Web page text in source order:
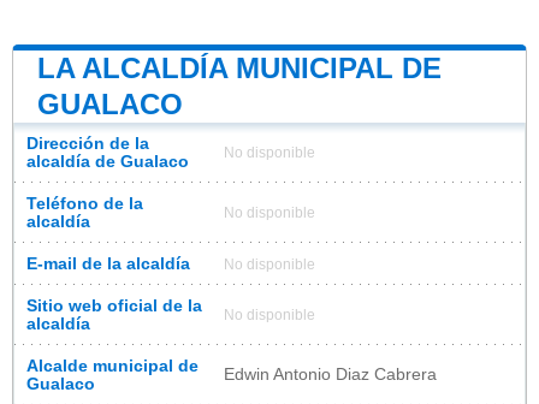
LA ALCALDÍA MUNICIPAL DE
GUALACO
Dirección de la
alcaldía de Gualaco
No disponible
Teléfono de la
alcaldía
No disponible
E-mail de la alcaldía No disponible
Sitio web oficial de la
alcaldía
No disponible
Alcalde municipal de
Gualaco
Edwin Antonio Diaz Cabrera